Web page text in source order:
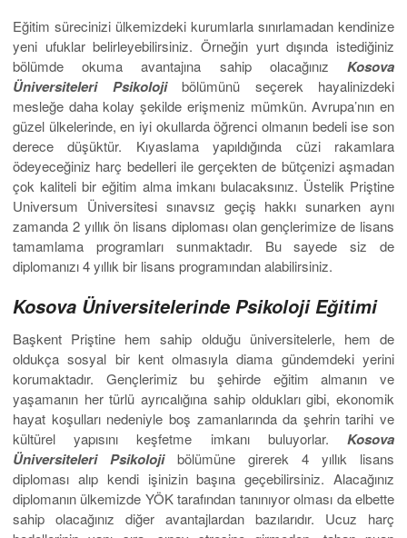
Eğitim sürecinizi ülkemizdeki kurumlarla sınırlamadan kendinize
yeni ufuklar belirleyebilirsiniz. Örneğin yurt dışında istediğiniz
bölümde okuma avantajına sahip olacağınız Kosova
Üniversiteleri Psikolojibölümünü seçerek hayalinizdeki
mesleğe daha kolay şekilde erişmeniz mümkün. Avrupa’nın en
güzel ülkelerinde, en iyi okullarda öğrenci olmanın bedeli ise son
derece düşüktür. Kıyaslama yapıldığında cüzi rakamlara
ödeyeceğiniz harç bedelleri ile gerçekten de bütçenizi aşmadan
çok kaliteli bir eğitim alma imkanı bulacaksınız. Üstelik Priştine
Universum Üniversitesi sınavsız geçiş hakkı sunarken aynı
zamanda 2 yıllık ön lisans diploması olan gençlerimize de lisans
tamamlama programları sunmaktadır. Bu sayede siz de
diplomanızı 4 yıllık bir lisans programından alabilirsiniz.
Kosova Üniversitelerinde Psikoloji Eğitimi
Başkent Priştine hem sahip olduğu üniversitelerle, hem de
oldukça sosyal bir kent olmasıyla diama gündemdeki yerini
korumaktadır. Gençlerimiz bu şehirde eğitim almanın ve
yaşamanın her türlü ayrıcalığına sahip oldukları gibi, ekonomik
hayat koşulları nedeniyle boş zamanlarında da şehrin tarihi ve
kültürel yapısını keşfetme imkanı buluyorlar. Kosova
Üniversiteleri Psikolojibölümüne girerek 4 yıllık lisans
diploması alıp kendi işinizin başına geçebilirsiniz. Alacağınız
diplomanın ülkemizde YÖK tarafından tanınıyor olması da elbette
sahip olacağınız diğer avantajlardan bazılarıdır. Ucuz harç